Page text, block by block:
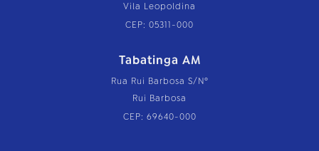
Vila Leopoldina
CEP: 05311-000
Tabatinga AM
Rua Rui Barbosa S/Nº
Rui Barbosa
CEP: 69640-000